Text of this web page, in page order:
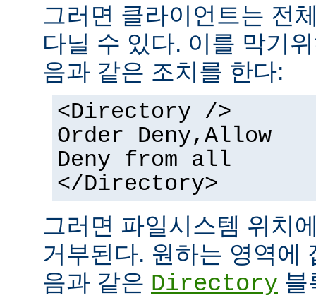
그러면 클라이언트는 전
다닐 수 있다. 이를 막기
음과 같은 조치를 한다:
<Directory />
Order Deny,Allow
Deny from all
</Directory>
그러면 파일시스템 위치
거부된다. 원하는 영역에
음과 같은 Directory 블